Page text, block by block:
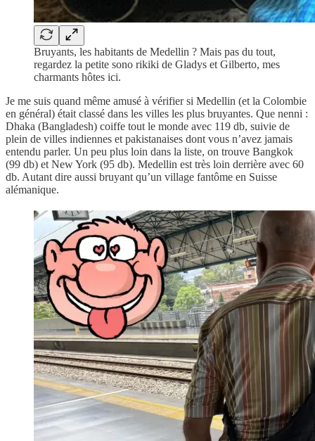
Bruyants, les habitants de Medellin ? Mais pas du tout,
regardez la petite sono rikiki de Gladys et Gilberto, mes
charmants hôtes ici.
Je me suis quand même amusé à vérifier si Medellin (et la Colombie
en général) était classé dans les villes les plus bruyantes. Que nenni :
Dhaka (Bangladesh) coiffe tout le monde avec 119 db, suivie de
plein de villes indiennes et pakistanaises dont vous n’avez jamais
entendu parler. Un peu plus loin dans la liste, on trouve Bangkok
(99 db) et New York (95 db). Medellin est très loin derrière avec 60
db. Autant dire aussi bruyant qu’un village fantôme en Suisse
alémanique.